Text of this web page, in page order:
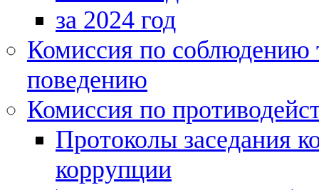
за 2024 год
Комиссия по соблюдению
поведению
Комиссия по
Протоколы заседания
коррупции